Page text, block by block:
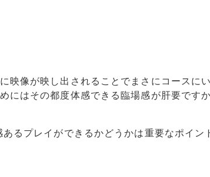
映像が映し出されることでまさにコースに
にはその都度体感できる臨場感が肝要です
るプレイができるかどうかは重要なポイン